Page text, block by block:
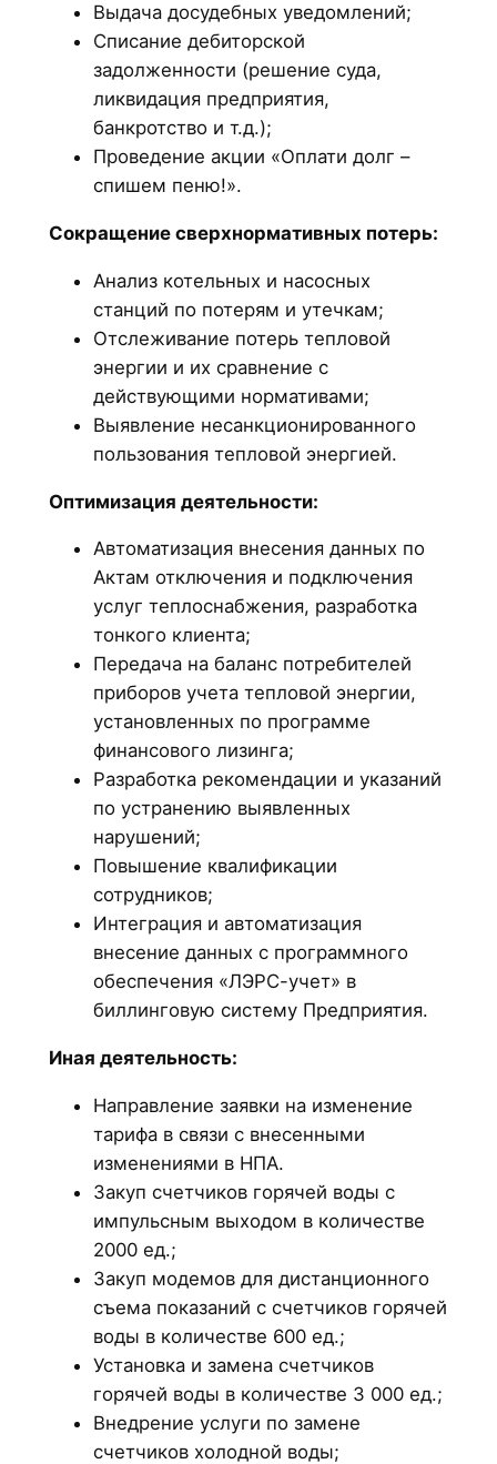
Выдача досудебных уведомлений;
Списание дебиторской
задолженности (решение суда,
ликвидация предприятия,
банкротство и т.д.);
Проведение акции «Оплати долг –
спишем пеню!».
Сокращение сверхнормативных потерь:
Анализ котельных и насосных
станций по потерям и утечкам;
Отслеживание потерь тепловой
энергии и их сравнение с
действующими нормативами;
Выявление несанкционированного
пользования тепловой энергией.
Оптимизация деятельности:
Автоматизация внесения данных по
Актам отключения и подключения
услуг теплоснабжения, разработка
тонкого клиента;
Передача на баланс потребителей
приборов учета тепловой энергии,
установленных по программе
финансового лизинга;
Разработка рекомендации и указаний
по устранению выявленных
нарушений;
Повышение квалификации
сотрудников;
Интеграция и автоматизация
внесение данных с программного
обеспечения «ЛЭРС-учет» в
биллинговую систему Предприятия.
Иная деятельность:
Направление заявки на изменение
тарифа в связи с внесенными
изменениями в НПА.
Закуп счетчиков горячей воды с
импульсным выходом в количестве
2000 ед.;
Закуп модемов для дистанционного
съема показаний с счетчиков горячей
воды в количестве 600 ед.;
Установка и замена счетчиков
горячей воды в количестве 3 000 ед.;
Внедрение услуги по замене
счетчиков холодной воды;